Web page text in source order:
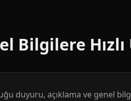
Bilgilere Hızlı
duyuru, açıklama ve genel